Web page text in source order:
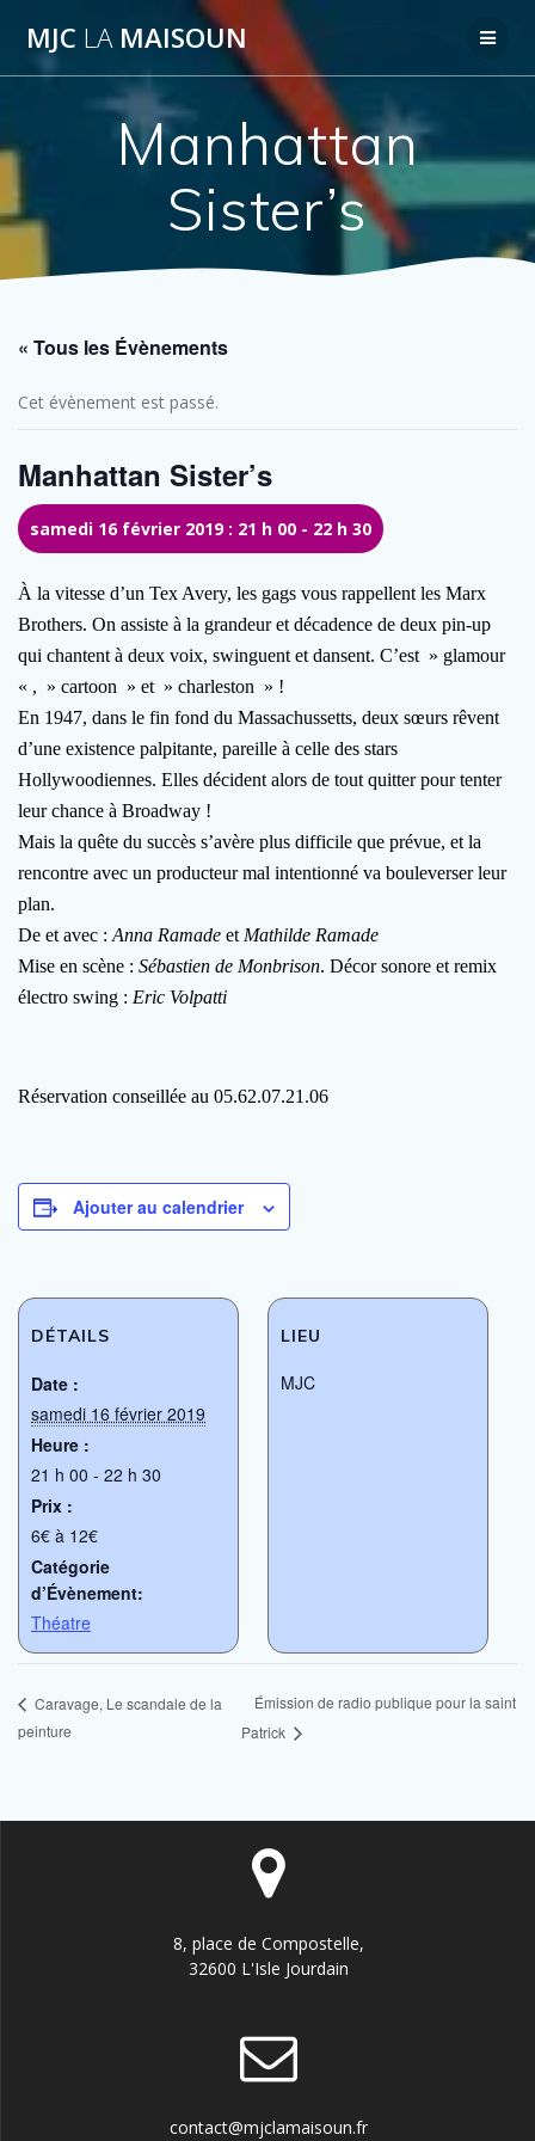
Passer
contenu
MJC LAMAISOUN
Manhattan
Sister’s
« Tous les Évènements
Cet évènement est passé.
Manhattan Sister’s
samedi 16 février 2019 : 21 h 00 - 22 h 30
À la vitesse d’un Tex Avery, les gags vous rappellent les Marx
Brothers. On assiste à la grandeur et décadence de deux pin-up
qui chantent à deux voix, swinguent et dansent. C’est » glamour
« , » cartoon » et » charleston » !
En 1947, dans le fin fond du Massachussetts, deux sœurs rêvent
d’une existence palpitante, pareille à celle des stars
Hollywoodiennes. Elles décident alors de tout quitter pour tenter
leur chance à Broadway !
Mais la quête du succès s’avère plus difficile que prévue, et la
rencontre avec un producteur mal intentionné va bouleverser leur
plan.
De et avec : Anna Ramade et Mathilde Ramade
Mise en scène : Sébastien de Monbrison. Décor sonore et remix
électro swing : Eric Volpatti
Réservation conseillée au 05.62.07.21.06
Ajouter au calendrier
DÉTAILS
Date :
samedi 16 février 2019
Heure :
21 h 00 - 22 h 30
Prix :
6€ à 12€
Catégorie
d’Évènement:
Théatre
LIEU
MJC
Caravage, Le scandale de la
peinture
Émission de radio publique pour la saint
Patrick
8, place de Compostelle,
32600 L'Isle Jourdain
contact@mjclamaisoun.fr